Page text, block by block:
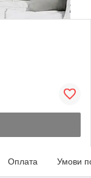
Оплата Умови